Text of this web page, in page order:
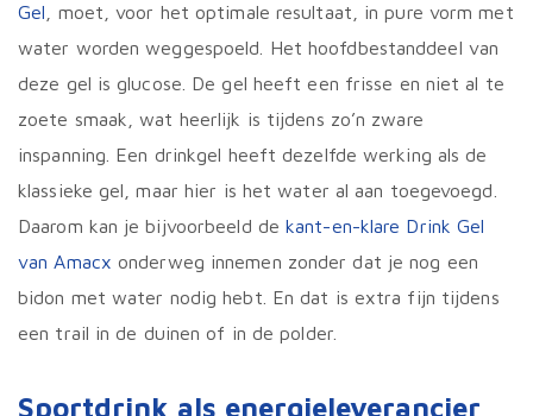
Gel , moet, voor het optimale resultaat, in pure vorm met
water worden weggespoeld. Het hoofdbestanddeel van
deze gel is glucose. De gel heeft een frisse en niet al te
zoete smaak, wat heerlijk is tijdens zo’n zware
inspanning. Een drinkgel heeft dezelfde werking als de
klassieke gel, maar hier is het water al aan toegevoegd.
Daarom kan je bijvoorbeeld dekant-en-klare Drink Gel
van Amacx onderweg innemen zonder dat je nog een
bidon met water nodig hebt. En dat is extra fijn tijdens
een trail in de duinen of in de polder.
Sportdrink als energieleverancier